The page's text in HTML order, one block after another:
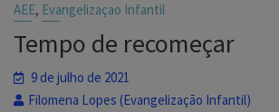
AEE, Evangelizaçao Infantil
Tempo de recomeçar
9 de julho de 2021
Filomena Lopes (Evangelização Infantil)